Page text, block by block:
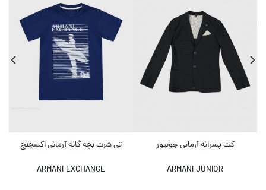
کت پسرانه آرمانی جونیور
ARMANI JUNIOR
تی شرت بچه گانه آرمانی اکسچنج
ARMANI EXCHANGE